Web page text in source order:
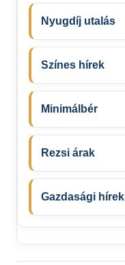
Nyugdíj utalás
Színes hírek
Minimálbér
Rezsi árak
Gazdasági hírek